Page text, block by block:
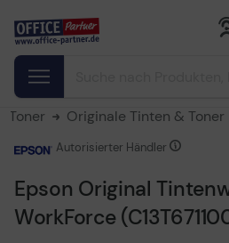
Toner Originale Tinten & Toner
Epson Original
WorkForce
Autorisierter Händler